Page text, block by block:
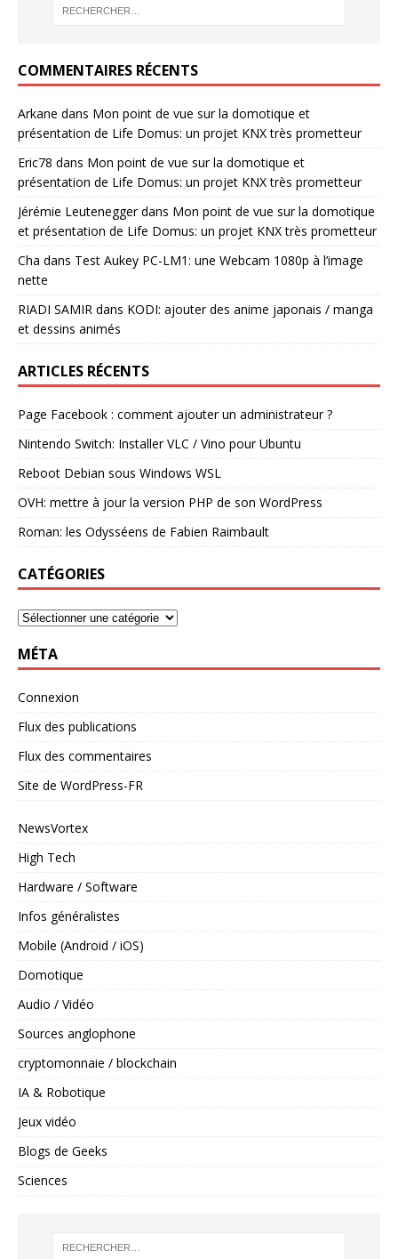
COMMENTAIRES RÉCENTS
Arkane dans Mon point de vue sur la domotique et
présentation de Life Domus: un projet KNX très prometteur
Eric78 dans Mon point de vue sur la domotique et
présentation de Life Domus: un projet KNX très prometteur
Jérémie Leuteneggerdans Mon point de vue sur la domotique
et présentation de Life Domus: un projet KNX très prometteur
Cha dans Test Aukey PC-LM1: une Webcam 1080p à l’image
nette
RIADI SAMIR dans KODI: ajouter des anime japonais / manga
et dessins animés
ARTICLES RÉCENTS
Page Facebook : comment ajouter un administrateur ?
Nintendo Switch: Installer VLC / Vino pour Ubuntu
Reboot Debian sous Windows WSL
OVH: mettre à jour la version PHP de son WordPress
Roman: les Odysséens de Fabien Raimbault
CATÉGORIES
MÉTA
Connexion
Flux des publications
Flux des commentaires
Site de WordPress-FR
NewsVortex
High Tech
Hardware / Software
Infos généralistes
Mobile (Android / iOS)
Domotique
Audio / Vidéo
Sources anglophone
cryptomonnaie / blockchain
IA & Robotique
Jeux vidéo
Blogs de Geeks
Sciences